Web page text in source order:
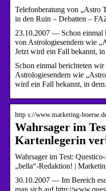
Telefonberatung von „Astro
in den Ruin – Debatten –
23.10.2007 — Schon einmal
von Astrologiesendern wie
Jetzt wird ein Fall bekannt,
Schon einmal berichteten
Astrologiesendern wie
wird ein Fall bekannt, in
http s://www.marketing-
Wahrsager im
Kartenlegerin
Wahrsager im Test:
„bella“-Redaktion! |
30.10.2007 — Im Bereich
man sich auf http://